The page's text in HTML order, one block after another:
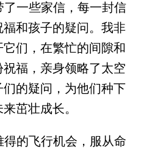
一些家信，每一封信
和孩子的疑问。我非
们，在繁忙的间隙和
福，亲身领略了太空
的疑问，为他们种下
茁壮成长。
的飞行机会，服从命